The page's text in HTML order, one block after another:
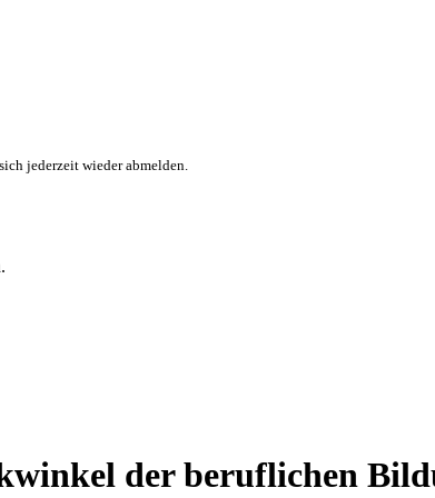
jederzeit wieder abmelden.
der beruflichen